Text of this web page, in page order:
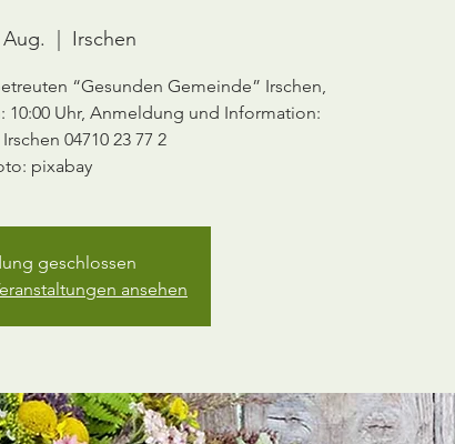
Aug. Irschen
“Gesunden Gemeinde” Irschen,
10:00 Uhr, Anmeldung und Information:
04710 23 77 2
Foto: pixabay
geschlossen
ansehen